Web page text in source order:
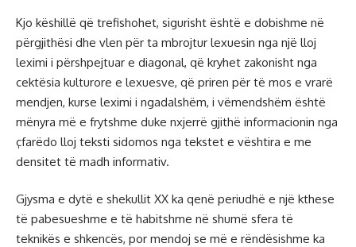
Kjo këshillë që trefishohet, sigurisht është e dobishme në
përgjithësi dhe vlen për ta mbrojtur lexuesin nga një lloj
leximi i përshpejtuar e diagonal, që kryhet zakonisht nga
cektësia kulturore e lexuesve, që priren për të mos e vrarë
mendjen, kurse leximi i ngadalshëm, i vëmendshëm është
mënyra më e frytshme duke nxjerrë gjithë informacionin nga
çfarëdo lloj teksti sidomos nga tekstet e vështira e me
densitet të madh informativ.
Gjysma e dytë e shekullit XX ka qenë periudhë e një kthese
të pabesueshme e të habitshme në shumë sfera të
teknikës e shkencës, por mendoj se më e rëndësishme ka